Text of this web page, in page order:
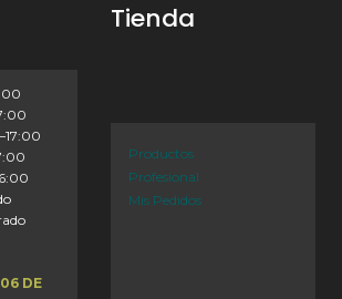
DE
Tienda
Productos
Profesional
Mis Pedidos